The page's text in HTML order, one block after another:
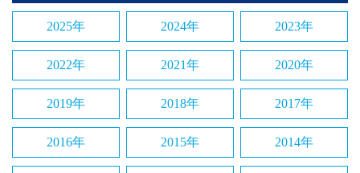
2025年 2024年 2023年
2022年 2021年 2020年
2019年 2018年 2017年
2016年 2015年 2014年